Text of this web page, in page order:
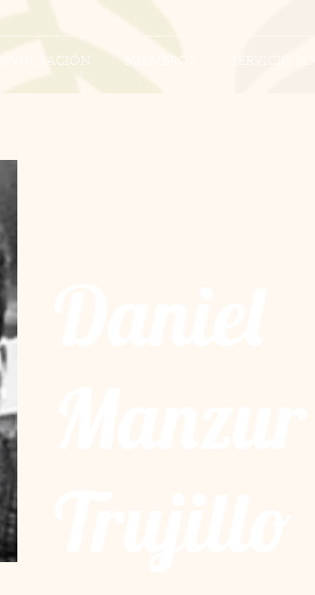
DIVULGACIÓN MIEMBROS